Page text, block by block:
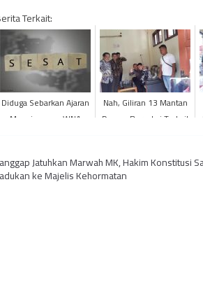
Terkait:
Diduga Sebarkan Ajaran
Menyimpang, WNA
Nah, Giliran 13 Mantan
Dewan Bersaksi Terkait
Jatuhkan Marwah MK, Hakim Konstitusi
ke Majelis Kehormatan